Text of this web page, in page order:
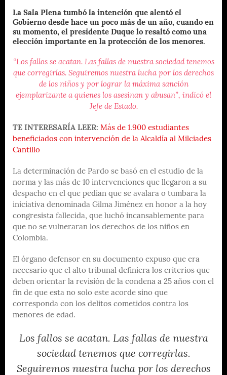
La Sala Plena tumbó la intención que alentó el
Gobierno desde hace un poco más de un año, cuando en
su momento, el presidente Duque lo resaltó como una
elección importante en la protección de los menores.
“Los fallos se acatan. Las fallas de nuestra sociedad tenemos
que corregirlas. Seguiremos nuestra lucha por los derechos
de los niños y por lograr la máxima sanción
ejemplarizante a quienes los asesinan y abusan”, indicó el
Jefe de Estado.
TE INTERESARÍA LEER: Más de 1.900 estudiantes
beneficiados con intervención de la Alcaldía al Milciades
Cantillo
La determinación de Pardo se basó en el estudio de la
norma y las más de 10 intervenciones que llegaron a su
despacho en el que pedían que se avalara o tumbara la
iniciativa denominada Gilma Jiménez en honor a la hoy
congresista fallecida, que luchó incansablemente para
que no se vulneraran los derechos de los niños en
Colombia.
El órgano defensor en su documento expuso que era
necesario que el alto tribunal definiera los criterios que
deben orientar la revisión de la condena a 25 años con el
fin de que esta no solo este acorde sino que
corresponda con los delitos cometidos contra los
menores de edad.
Los fallos se acatan. Las fallas de nuestra
sociedad tenemos que corregirlas.
Seguiremos nuestra lucha por los derechos